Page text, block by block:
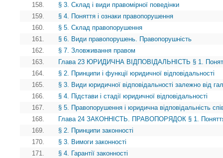
158.
§ 3. Склад і види правомірної поведінки
159.
§ 4. Поняття і ознаки правопорушення
160.
§ 5. Склад правопорушення
161.
§ 6. Види правопорушень. Правопорушність
162.
§ 7. Зловживання правом
163.
Глава 23 ЮРИДИЧНА ВІДПОВІДАЛЬНІСТЬ § 1. Поняття
164.
§ 2. Принципи і функції юридичної відповідальності
165.
§ 3. Види юридичної відповідальності залежно від
166.
§ 4. Підстави і стадії юридичної відповідальності
167.
§ 5. Правопорушення і юридична відповідальність
168.
Глава 24 ЗАКОННІСТЬ. ПРАВОПОРЯДОК § 1. Поняття
169.
§ 2. Принципи законності
170.
§ 3. Вимоги законності
171.
§ 4. Гарантії законності